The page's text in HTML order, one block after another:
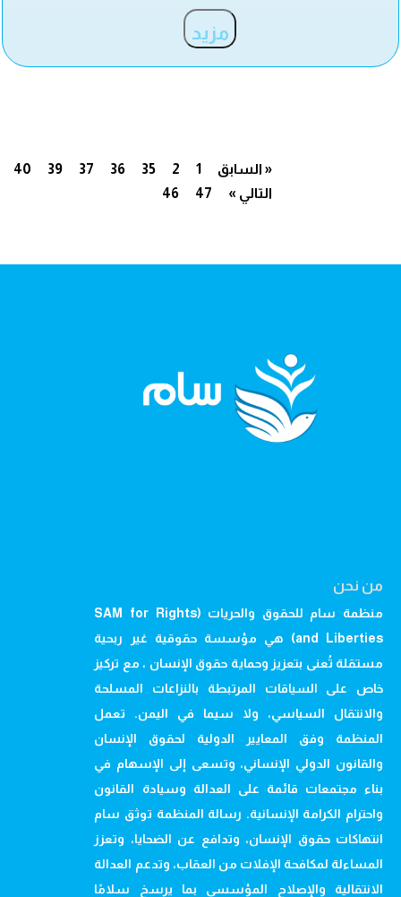
مزيد
« السابق 1
2
35
36
37
39
40
46
47 التالي »
من نحن
منظمة سام للحقوق والحريات (SAM for Rights
and Liberties) هي مؤسسة حقوقية غير ربحية
مستقلة تُعنى بتعزيز وحماية حقوق الإنسان ، مع تركيز
خاص على السياقات المرتبطة بالنزاعات المسلحة
والانتقال السياسي، ولا سيما في اليمن. تعمل
المنظمة وفق المعايير الدولية لحقوق الإنسان
والقانون الدولي الإنساني، وتسعى إلى الإسهام في
بناء مجتمعات قائمة على العدالة وسيادة القانون
واحترام الكرامة الإنسانية. رسالة المنظمة توثق سام
انتهاكات حقوق الإنسان، وتدافع عن الضحايا، وتعزز
المساءلة لمكافحة الإفلات من العقاب، وتدعم العدالة
الانتقالية والإصلاح المؤسسي بما يرسخ سلامًا